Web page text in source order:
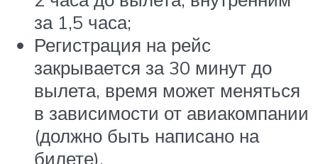
за 1,5 часа;
Регистрация на рейс
закрывается за 30 минут до
вылета, время может меняться
в зависимости от авиакомпании
(должно быть написано на
билете).